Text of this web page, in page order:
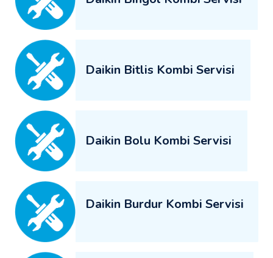
Daikin Bitlis Kombi Servisi
Daikin Bolu Kombi Servisi
Daikin Burdur Kombi Servisi